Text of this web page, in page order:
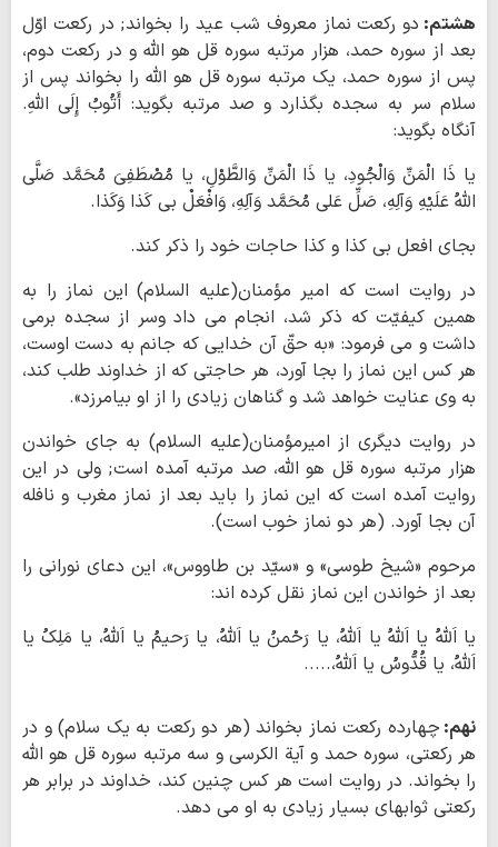
هشتم: دو رکعت نماز معروف شب عید را بخواند; در رکعت اوّل
بعد از سوره حمد، هزار مرتبه سوره قل هو اللّه و در رکعت دوم،
پس از سوره حمد، یک مرتبه سوره قل هو اللّه را بخواند پس از
سلام سر به سجده بگذارد و صد مرتبه بگوید: أَتُوبُ إِلَی اللّهِ.
آنگاه بگوید:
یا ذَا الْمَنِّ وَالْجُودِ، یا ذَا الْمَنِّ وَالطَّوْلِ، یا مُصْطَفِیَ مُحَمَّد صَلَّی
اللهُ عَلَیْهِ وَآلِهِ، صَلِّ عَلی مُحَمَّد وَآلِهِ، وَافْعَلْ بی کَذا وَکَذا.
بجای افعل بی کذا و کذا حاجات خود را ذکر کند.
در روایت است که امیر مؤمنان(علیه السلام) این نماز را به
همین کیفیّت که ذکر شد، انجام می داد وسر از سجده برمی
داشت و می فرمود: «به حقّ آن خدایی که جانم به دست اوست،
هر کس این نماز را بجا آورد، هر حاجتی که از خداوند طلب کند،
به وی عنایت خواهد شد و گناهان زیادی را از او بیامرزد».
در روایت دیگری از امیرمؤمنان(علیه السلام) به جای خواندن
هزار مرتبه سوره قل هو اللّه، صد مرتبه آمده است; ولی در این
روایت آمده است که این نماز را باید بعد از نماز مغرب و نافله
آن بجا آورد. (هر دو نماز خوب است).
مرحوم «شیخ طوسی» و «سیّد بن طاووس»، این دعای نورانی را
بعد از خواندن این نماز نقل کرده اند:
یا اَللهُ یا اَللهُ یا اَللهُ، یا رَحْمنُ یا اَللهُ، یا رَحیمُ یا اَللهُ، یا مَلِکُ یا
اَللهُ، یا قُدُّوسُ یا اَللهُ،.....
نهم: چهارده رکعت نماز بخواند (هر دو رکعت به یک سلام) و در
هر رکعتی، سوره حمد و آیة الکرسی و سه مرتبه سوره قل هو الله
را بخواند. در روایت است هر کس چنین کند، خداوند در برابر هر
رکعتی ثوابهای بسیار زیادی به او می دهد.